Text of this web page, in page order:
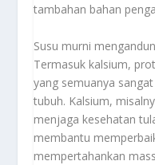
tambahan bahan
Susu murni
Termasuk kalsium,
yang semuanya
tubuh. Kalsium,
menjaga kesehatan
membantu
mempertahankan